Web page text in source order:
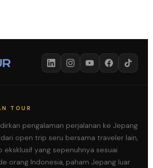
TOUR
pengalaman perjalanan ke Jepang
open trip seru bersama traveler lain,
eksklusif yang sepenuhnya sesuai
orang Indonesia, paham Jepang luar